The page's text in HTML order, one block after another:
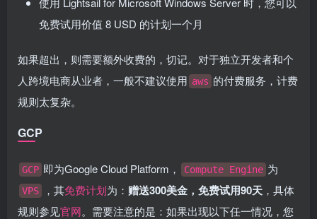
免费试用价值 8 USD 的计划一个月
如果超出，则需要额外收费的，切记。对于独立开发者和个
人跨境电商从业者，一般不建议使用 aws 的付费服务，计费
规则太复杂。
GCP
GCP 即为Google Cloud Platform， Compute Engine 为
VPS ，其免费计划为： 赠送300美金，免费试用90天 ，具体
规则参见官网。需要注意的是：如果出现以下任一情况，您